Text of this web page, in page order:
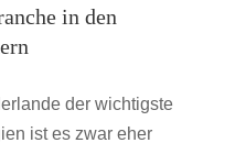
Frankfurter
Frankfurtin den
der wichtigste
ist es zwar eher